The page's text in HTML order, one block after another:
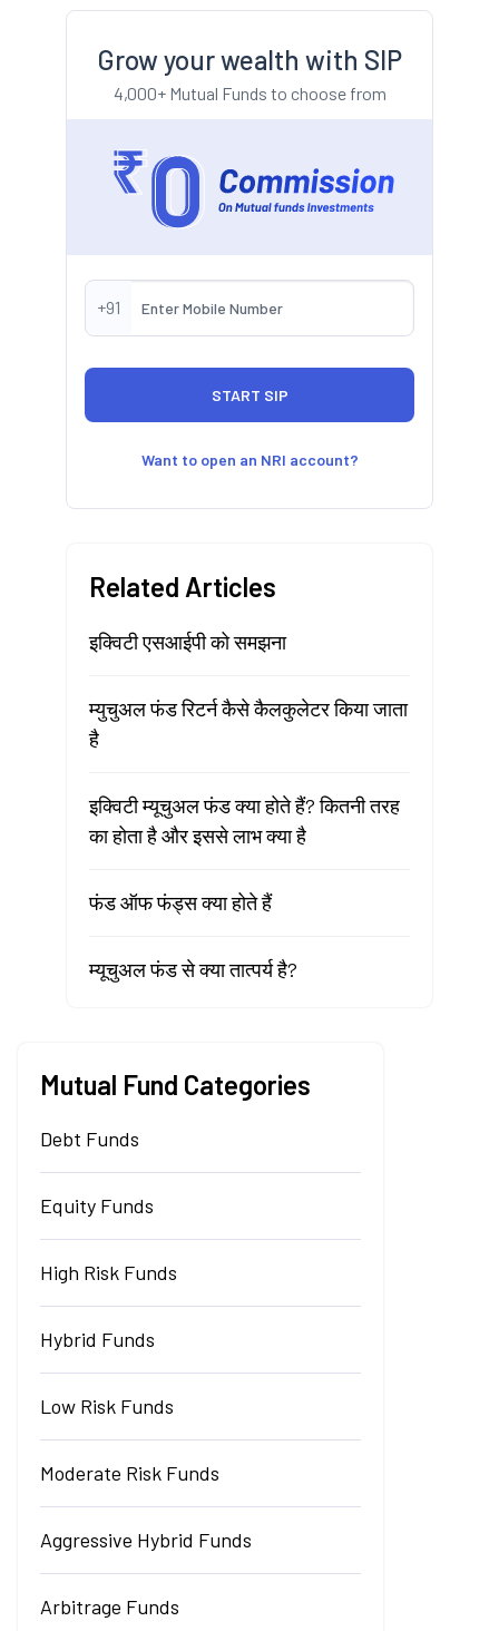
Grow your wealth with SIP
4,000+ Mutual Funds to choose from
+91
Want to open an NRI account?
Related Articles
इक्विटी एसआईपी को समझना
म्युचुअल फंड रिटर्न कैसे कैलकुलेटर किया जाता
है
इक्विटी म्यूचुअल फंड क्या होते हैं? कितनी तरह
का होता है और इससे लाभ क्या है
फंड ऑफ फंड्स क्या होते हैं
म्यूचुअल फंड से क्या तात्पर्य है?
Mutual Fund Categories
Debt Funds
Equity Funds
High Risk Funds
Hybrid Funds
Low Risk Funds
Moderate Risk Funds
Aggressive Hybrid Funds
Arbitrage Funds